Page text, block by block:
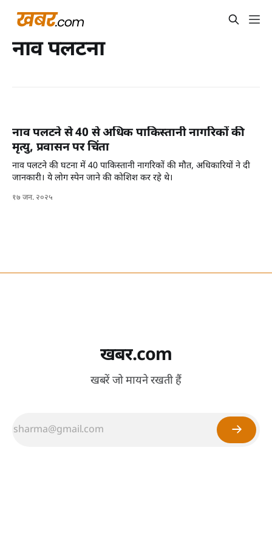
नाव पलटना
नाव पलटने से 40 से अधिक पाकिस्तानी नागरिकों की
मृत्यु, प्रवासन पर चिंता
नाव पलटने की घटना में 40 पाकिस्तानी नागरिकों की मौत, अधिकारियों ने दी
जानकारी। ये लोग स्पेन जाने की कोशिश कर रहे थे।
१७ जन. २०२५
खबर.com
खबरें जो मायने रखती हैं